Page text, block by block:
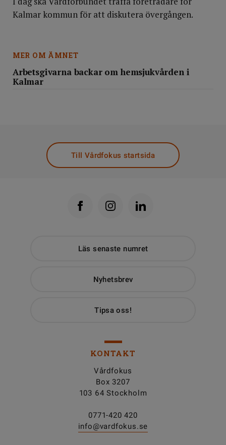
Kalmar kommun för att diskutera övergången.
MER OM ÄMNET
Arbetsgivarna backar om hemsjukvården i
Kalmar
Till Vårdfokus startsida
Läs senaste numret
Nyhetsbrev
Tipsa oss!
KONTAKT
Vårdfokus
Box 3207
103 64 Stockholm
0771-420 420
info@vardfokus.se